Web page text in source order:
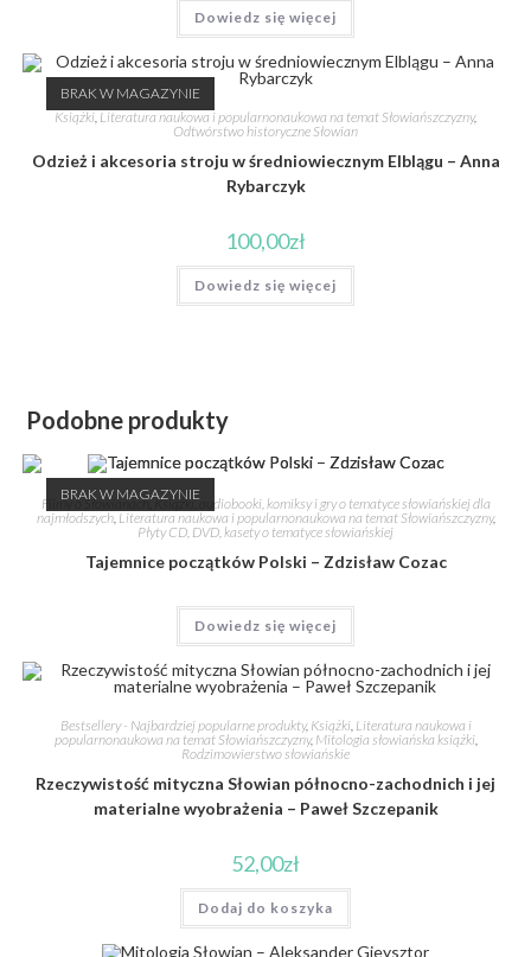
Dowiedz się więcej
BRAK W MAGAZYNIE
Książki,Literatura naukowa i popularnonaukowa na temat Słowiańszczyzny,
Odtwórstwo historyczne Słowian
Odzież i akcesoria stroju w średniowiecznym Elblągu – Anna
Rybarczyk
100,00zł
Dowiedz się więcej
Podobne produkty
BRAK W MAGAZYNIE
Filmy o Słowianach, Książki, audiobooki, komiksy i gry o tematyce słowiańskiej dla
najmłodszych, Literatura naukowa i popularnonaukowa na temat Słowiańszczyzny,
Płyty CD, DVD, kasety o tematyce słowiańskiej
Tajemnice początków Polski – Zdzisław Cozac
Dowiedz się więcej
Bestsellery - Najbardziej popularne produkty, Książki, Literatura naukowa i
popularnonaukowa na temat Słowiańszczyzny, Mitologia słowiańska książki,
Rodzimowierstwo słowiańskie
Rzeczywistość mityczna Słowian północno-zachodnich i jej
materialne wyobrażenia – Paweł Szczepanik
52,00zł
Dodaj do koszyka